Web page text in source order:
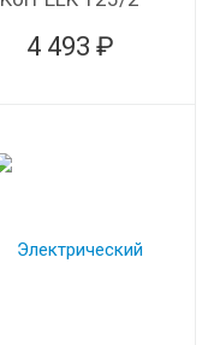
4 493 ₽